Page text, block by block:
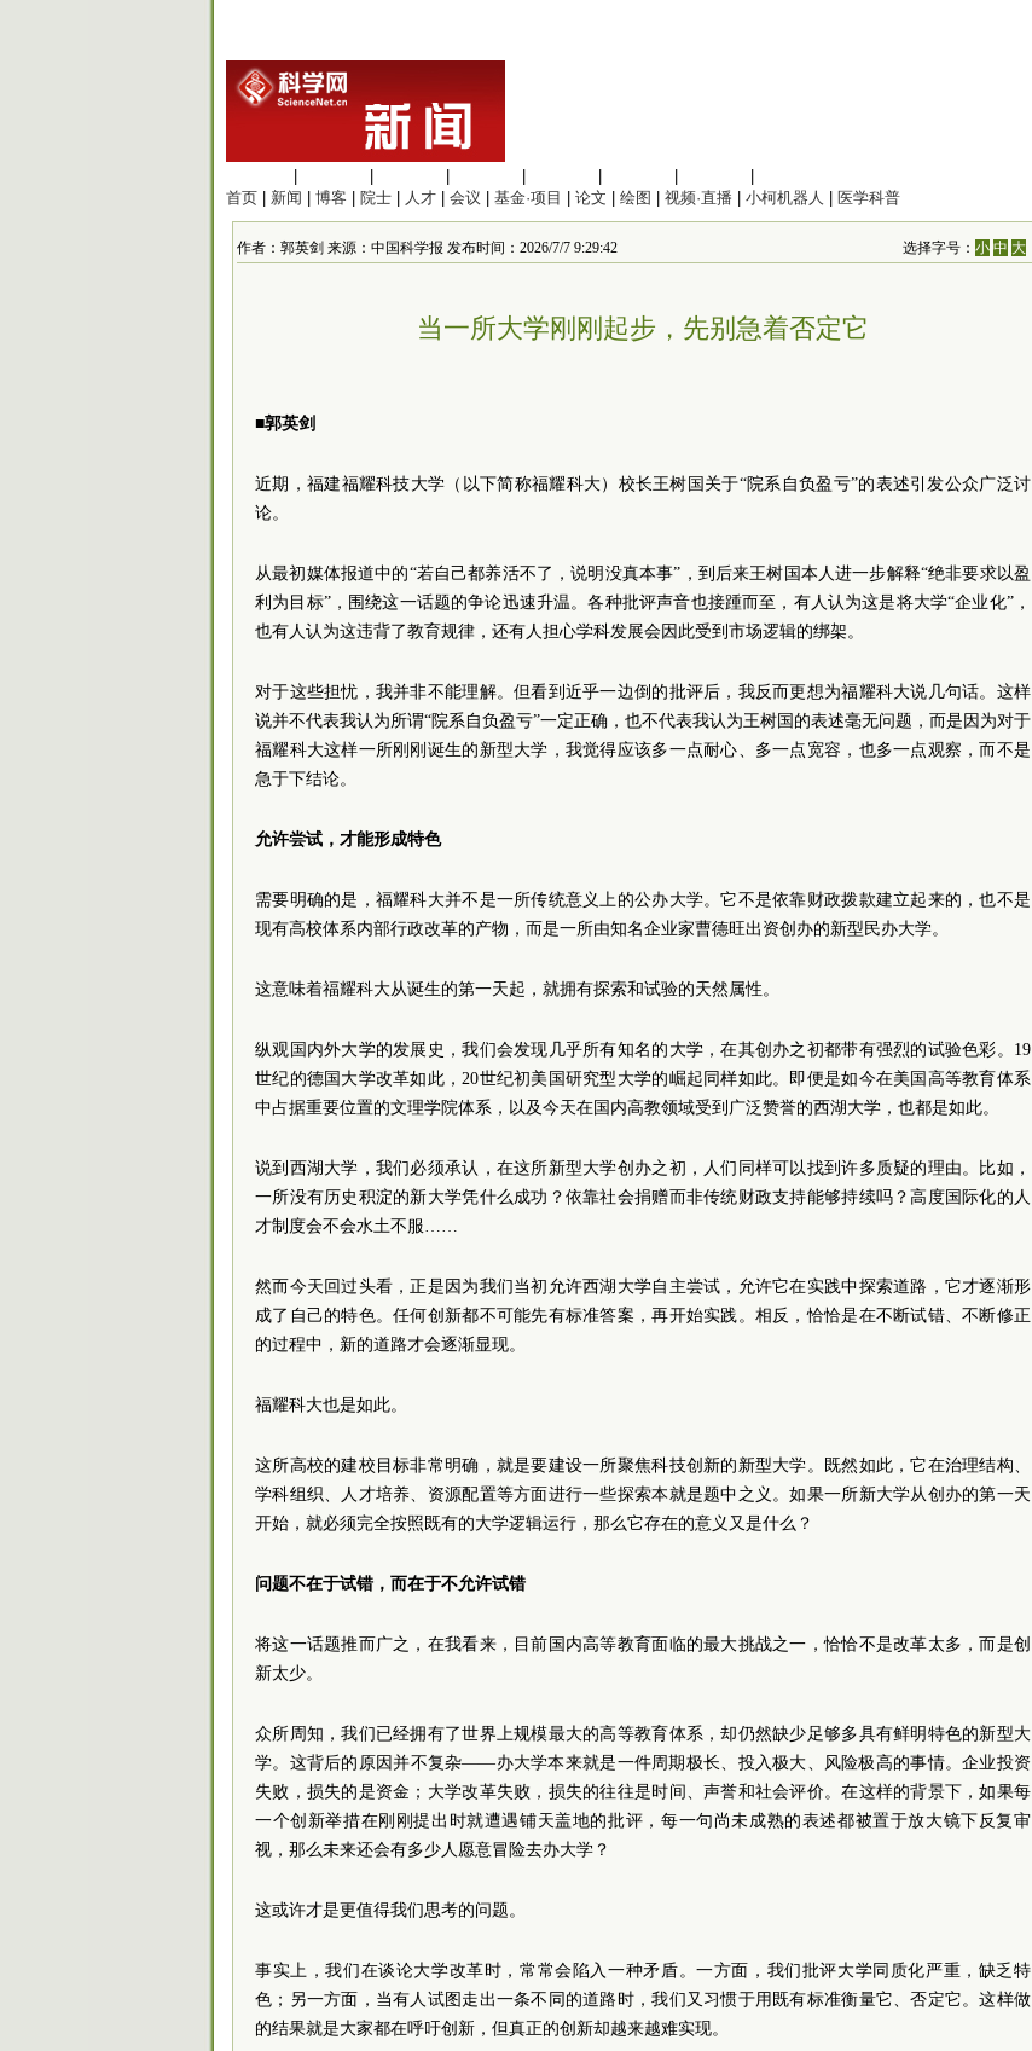
首页
新闻 博客 院士 人才 会议 基金·项目 论文 绘图 视频·直播 小柯机器人 医学科普
作者：郭英剑 来源：中国科学报 发布时间：2026/7/7 9:29:42 选择字号：小 中 大
当一所大学刚刚起步，先别急着否定它
■郭英剑
近期，福建福耀科技大学（以下简称福耀科大）校长王树国关于“院系自负盈亏”的表述引发公众广泛讨
论。
从最初媒体报道中的“若自己都养活不了，说明没真本事”，到后来王树国本人进一步解释“绝非要求以盈
利为目标”，围绕这一话题的争论迅速升温。各种批评声音也接踵而至，有人认为这是将大学“企业化”，
也有人认为这违背了教育规律，还有人担心学科发展会因此受到市场逻辑的绑架。
对于这些担忧，我并非不能理解。但看到近乎一边倒的批评后，我反而更想为福耀科大说几句话。这样
说并不代表我认为所谓“院系自负盈亏”一定正确，也不代表我认为王树国的表述毫无问题，而是因为对于
福耀科大这样一所刚刚诞生的新型大学，我觉得应该多一点耐心、多一点宽容，也多一点观察，而不是
急于下结论。
允许尝试，才能形成特色
需要明确的是，福耀科大并不是一所传统意义上的公办大学。它不是依靠财政拨款建立起来的，也不是
现有高校体系内部行政改革的产物，而是一所由知名企业家曹德旺出资创办的新型民办大学。
这意味着福耀科大从诞生的第一天起，就拥有探索和试验的天然属性。
纵观国内外大学的发展史，我们会发现几乎所有知名的大学，在其创办之初都带有强烈的试验色彩。19
世纪的德国大学改革如此，20世纪初美国研究型大学的崛起同样如此。即便是如今在美国高等教育体系
中占据重要位置的文理学院体系，以及今天在国内高教领域受到广泛赞誉的西湖大学，也都是如此。
说到西湖大学，我们必须承认，在这所新型大学创办之初，人们同样可以找到许多质疑的理由。比如，
一所没有历史积淀的新大学凭什么成功？依靠社会捐赠而非传统财政支持能够持续吗？高度国际化的人
才制度会不会水土不服……
然而今天回过头看，正是因为我们当初允许西湖大学自主尝试，允许它在实践中探索道路，它才逐渐形
成了自己的特色。任何创新都不可能先有标准答案，再开始实践。相反，恰恰是在不断试错、不断修正
的过程中，新的道路才会逐渐显现。
福耀科大也是如此。
这所高校的建校目标非常明确，就是要建设一所聚焦科技创新的新型大学。既然如此，它在治理结构、
学科组织、人才培养、资源配置等方面进行一些探索本就是题中之义。如果一所新大学从创办的第一天
开始，就必须完全按照既有的大学逻辑运行，那么它存在的意义又是什么？
问题不在于试错，而在于不允许试错
将这一话题推而广之，在我看来，目前国内高等教育面临的最大挑战之一，恰恰不是改革太多，而是创
新太少。
众所周知，我们已经拥有了世界上规模最大的高等教育体系，却仍然缺少足够多具有鲜明特色的新型大
学。这背后的原因并不复杂——办大学本来就是一件周期极长、投入极大、风险极高的事情。企业投资
失败，损失的是资金；大学改革失败，损失的往往是时间、声誉和社会评价。在这样的背景下，如果每
一个创新举措在刚刚提出时就遭遇铺天盖地的批评，每一句尚未成熟的表述都被置于放大镜下反复审
视，那么未来还会有多少人愿意冒险去办大学？
这或许才是更值得我们思考的问题。
事实上，我们在谈论大学改革时，常常会陷入一种矛盾。一方面，我们批评大学同质化严重，缺乏特
色；另一方面，当有人试图走出一条不同的道路时，我们又习惯于用既有标准衡量它、否定它。这样做
的结果就是大家都在呼吁创新，但真正的创新却越来越难实现。